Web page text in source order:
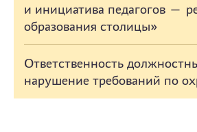
и инициатива педагогов —
образования столицы»
Ответственность
нарушение требований по